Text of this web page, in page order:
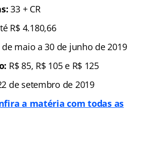
33 + CR
R$ 4.180,66
de maio a 30 de junho de 2019
R$ 85, R$ 105 e R$ 125
de setembro de 2019
a matéria com todas as